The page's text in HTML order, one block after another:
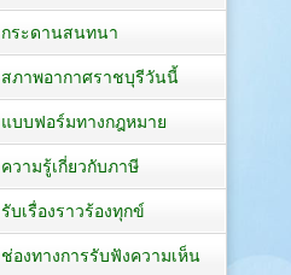
กระดานสนทนา
สภาพอากาศราชบุรีวันนี้
แบบฟอร์มทางกฎหมาย
ความรู้เกี่ยวกับภาษี
รับเรื่องราวร้องทุกข์
ช่องทางการรับฟังความเห็น